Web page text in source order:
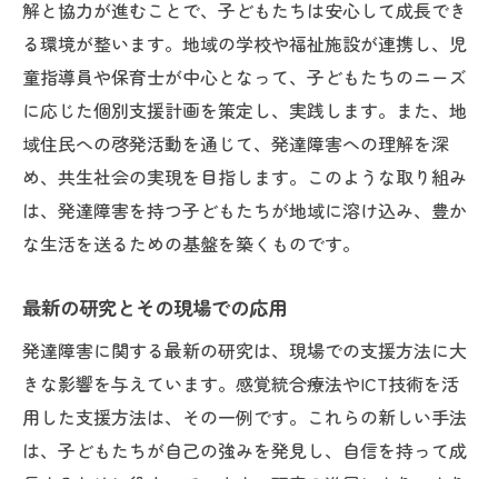
解と協力が進むことで、子どもたちは安心して成長でき
る環境が整います。地域の学校や福祉施設が連携し、児
童指導員や保育士が中心となって、子どもたちのニーズ
に応じた個別支援計画を策定し、実践します。また、地
域住民への啓発活動を通じて、発達障害への理解を深
め、共生社会の実現を目指します。このような取り組み
は、発達障害を持つ子どもたちが地域に溶け込み、豊か
な生活を送るための基盤を築くものです。
最新の研究とその現場での応用
発達障害に関する最新の研究は、現場での支援方法に大
きな影響を与えています。感覚統合療法やICT技術を活
用した支援方法は、その一例です。これらの新しい手法
は、子どもたちが自己の強みを発見し、自信を持って成